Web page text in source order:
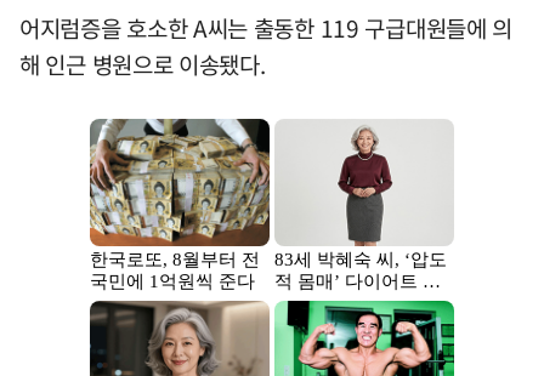
어지럼증을 호소한 A씨는 출동한 119 구급대원들에 의
해 인근 병원으로 이송됐다.